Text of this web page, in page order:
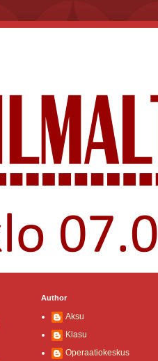
Author
Aksu
Klasu
Operaatiokeskus